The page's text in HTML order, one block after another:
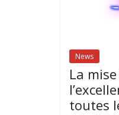
News
La
toutes